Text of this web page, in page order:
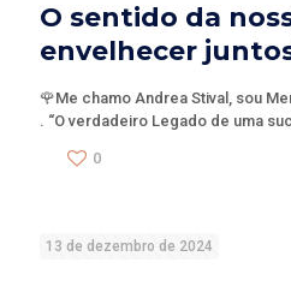
O sentido da
envelhecer
🌹Me chamo Andrea Stival, sou
. “O verdadeiro Legado de uma
0
13 de dezembro de 2024